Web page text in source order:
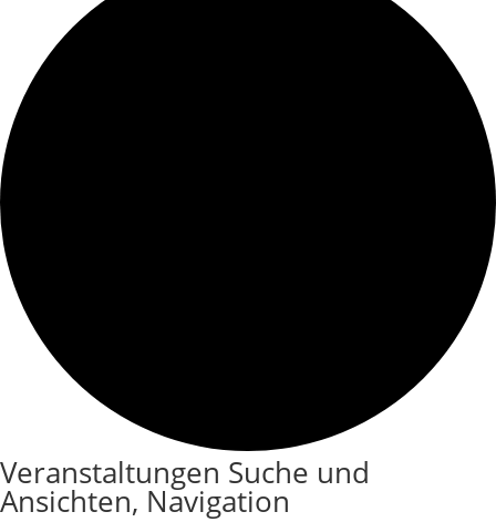
Veranstaltungen
Veranstaltungen Suche und
Ansichten, Navigation